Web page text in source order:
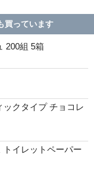
買っています
200組 5箱
クタイプ チョコレ
トイレットペーパー